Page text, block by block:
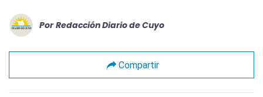
Por Redacción Diario de Cuyo
Compartir